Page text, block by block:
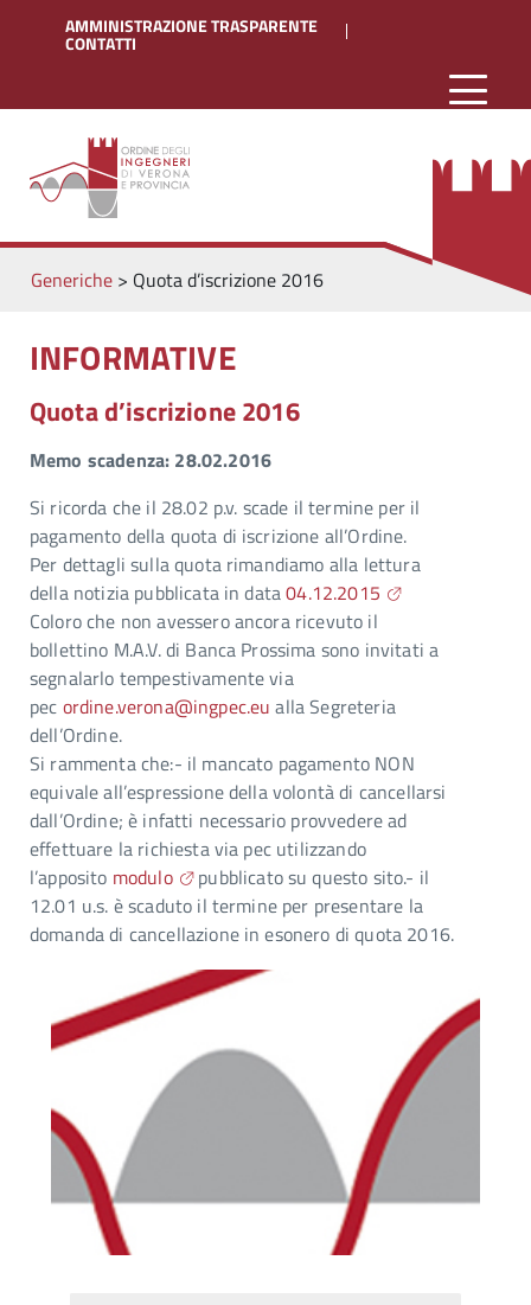
AMMINISTRAZIONE TRASPARENTE
CONTATTI
Generiche> Quota d’iscrizione 2016
INFORMATIVE
Quota d’iscrizione 2016
Memo scadenza: 28.02.2016
Si ricorda che il 28.02 p.v. scade il termine per il
pagamento della quota di iscrizione all’Ordine.
Per dettagli sulla quota rimandiamo alla lettura
della notizia pubblicata in data04.12.2015
Coloro che non avessero ancora ricevuto il
bollettino M.A.V. di Banca Prossima sono invitati a
segnalarlo tempestivamente via
pec ordine.verona@ingpec.eu alla Segreteria
dell’Ordine.
Si rammenta che:- il mancato pagamento NON
equivale all’espressione della volontà di cancellarsi
dall’Ordine; è infatti necessario provvedere ad
effettuare la richiesta via pec utilizzando
l’apposito modulo
pubblicato su questo sito.- il
12.01 u.s. è scaduto il termine per presentare la
domanda di cancellazione in esonero di quota 2016.